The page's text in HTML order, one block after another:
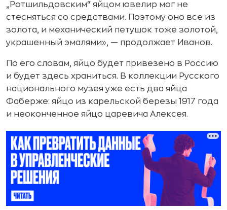
„Ротшильдовским“ яйцом ювелир мог не
стесняться со средствами. Поэтому оно все из
золота, и механический петушок тоже золотой,
украшенный эмалями», — продолжает Иванов.
По его словам, яйцо будет привезено в Россию
и будет здесь храниться. В коллекции Русского
национального музея уже есть два яйца
Фаберже: яйцо из карельской березы 1917 года
и неоконченное яйцо царевича Алексея.